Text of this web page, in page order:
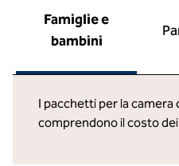
Famiglie e
bambini
I pacchetti per la camera
comprendono il costo